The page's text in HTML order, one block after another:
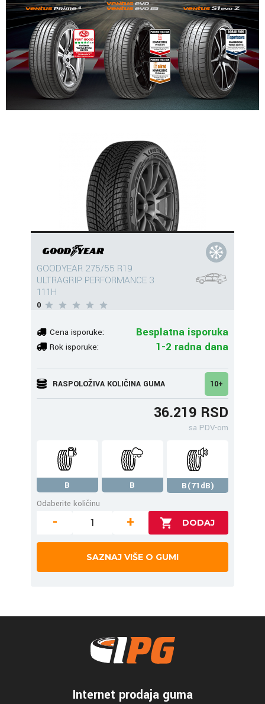
GOODYEAR 275/55 R19
ULTRAGRIP PERFORMANCE 3
111H
0
Cena isporuke: Besplatna isporuka
Rok isporuke: 1-2 radna dana
RASPOLOŽIVA KOLIČINA GUMA 10+
36.219 RSD
sa PDV-om
B B
B(71dB)
Odaberite količinu
- +
SAZNAJ VIŠE O GUMI
Internet prodaja guma